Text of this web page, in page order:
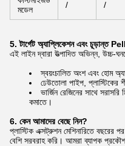
মডেল
/ /
5. টার্গেট অ্যাপ্লিকেশন এবং চূড়ান্ত
এই লাইন দ্বারা উত্পাদিত অভিন্ন, উচ্চ-
স্বয়ংচালিত অংশ এবং হোম
ঢেউতোলা পাইপ, প্লাস্টিকের
ভার্জিন রেজিনের সাথে
কমাতে।
6. কেন আমাদের বেছে নিন?
প্লাস্টিক এক্সট্রুশন মেশিনারিতে বছরের
বেশি সরবরাহ করি। আমরা ব্যাপক